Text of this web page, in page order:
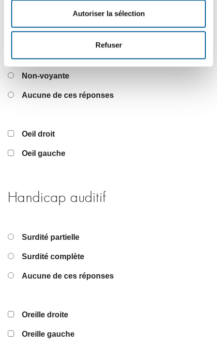
Autoriser la sélection
Refuser
Handicap visuel
Mal-voyante
Non-voyante
Aucune de ces réponses
Oeil droit
Oeil gauche
Handicap auditif
Surdité partielle
Surdité complète
Aucune de ces réponses
Oreille droite
Oreille gauche